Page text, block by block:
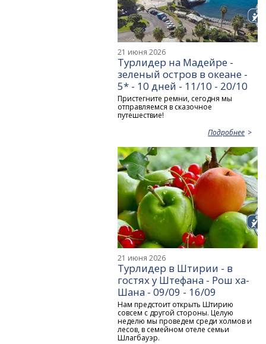
21 июня 2026
Турлидер на Мадейре -
зеленый остров в океане -
5* - 10 дней - 11/10 - 20/10
Пристегните ремни, сегодня мы
отправляемся в сказочное
путешествие!
Подробнее
21 июня 2026
Турлидер в Штирии - в
гостях у Штефана - Рош ха-
Шана - 09/09 - 16/09
Нам предстоит открыть Штирию
совсем с другой стороны. Целую
неделю мы проведем среди холмов и
лесов, в семейном отеле семьи
Шлагбауэр.